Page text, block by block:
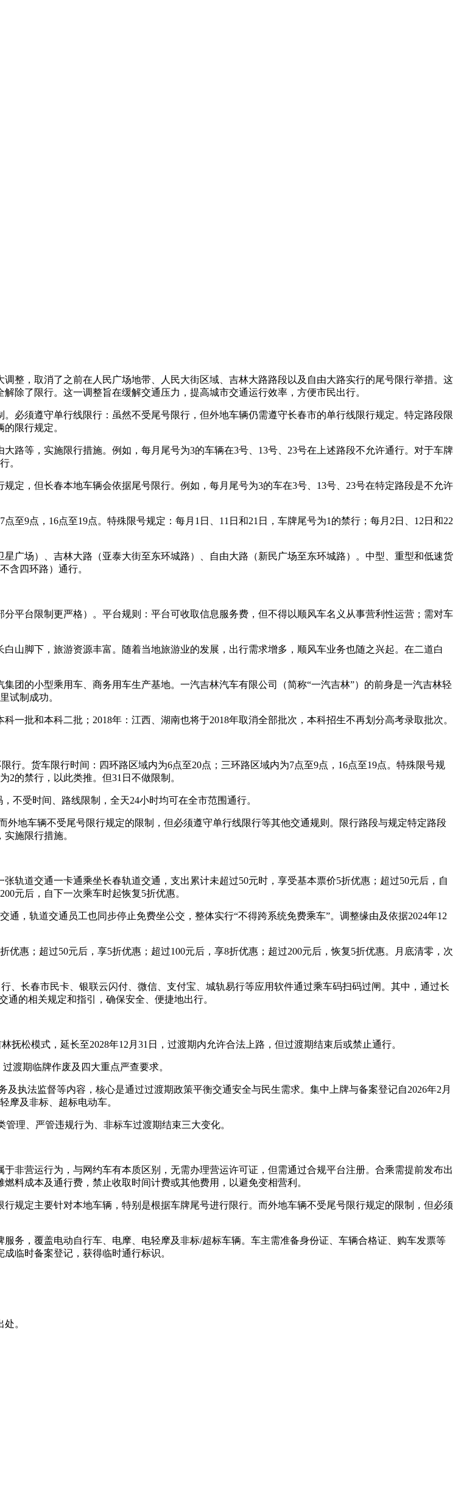
整，取消了之前在人民广场地带、人民大街区域、吉林大路路段以及自由大路实行的尾号限行举措。这
除了限行。这一调整旨在缓解交通压力，提高城市交通运行效率，方便市民出行。
必须遵守单行线限行：虽然不受尾号限行，但外地车辆仍需遵守长春市的单行线限行规定。特定路段限
限行规定。
路等，实施限行措施。例如，每月尾号为3的车辆在3号、13号、23号在上述路段不允许通行。对于车牌
。
定，但长春本地车辆会依据尾号限行。例如，每月尾号为3的车在3号、13号、23号在特定路段是不允许
至9点，16点至19点。特殊限号规定：每月1日、11日和21日，车牌尾号为1的禁行；每月2日、12日和22
广场）、吉林大路（亚泰大街至东环城路）、自由大路（新民广场至东环城路）。中型、重型和低速货
含四环路）通行。
平台限制更严格）。平台规则：平台可收取信息服务费，但不得以顺风车名义从事营利性运营；需对车
山脚下，旅游资源丰富。随着当地旅游业的发展，出行需求增多，顺风车业务也随之兴起。在二道白
团的小型乘用车、商务用车生产基地。一汽吉林汽车有限公司（简称“一汽吉林”）的前身是一汽吉林轻
试制成功。
一批和本科二批；2018年：江西、湖南也将于2018年取消全部批次，本科招生不再划分高考录取批次。
行。货车限行时间：四环路区域内为6点至20点；三环路区域内为7点至9点，16点至19点。特殊限号规
2的禁行，以此类推。但31日不做限制。
不受时间、路线限制，全天24小时均可在全市范围通行。
外地车辆不受尾号限行规定的限制，但必须遵守单行线限行等其他交通规则。限行路段与规定特定路段
施限行措施。
轨道交通一卡通乘坐长春轨道交通，支出累计未超过50元时，享受基本票价5折优惠；超过50元后，自
元后，自下一次乘车时起恢复5折优惠。
，轨道交通员工也同步停止免费坐公交，整体实行“不得跨系统免费乘车”。调整缘由及依据2024年12
惠；超过50元后，享5折优惠；超过100元后，享8折优惠；超过200元后，恢复5折优惠。月底清零，次
、长春市民卡、银联云闪付、微信、支付宝、城轨易行等应用软件通过乘车码扫码过闸。其中，通过长
的相关规定和指引，确保安全、便捷地出行。
松模式，延长至2028年12月31日，过渡期内允许合法上路，但过渡期结束后或禁止通行。
渡期临牌作废及四大重点严查要求。
执法监督等内容，核心是通过过渡期政策平衡交通安全与民生需求。集中上牌与备案登记自2026年2月
摩及非标、超标电动车。
理、严管违规行为、非标车过渡期结束三大变化。
非营运行为，与网约车有本质区别，无需办理营运许可证，但需通过合规平台注册。合乘需提前发布出
料成本及通行费，禁止收取时间计费或其他费用，以避免变相营利。
规定主要针对本地车辆，特别是根据车牌尾号进行限行。而外地车辆不受尾号限行规定的限制，但必须
务，覆盖电动自行车、电摩、电轻摩及非标/超标车辆。车主需准备身份证、车辆合格证、购车发票等
临时备案登记，获得临时通行标识。
。